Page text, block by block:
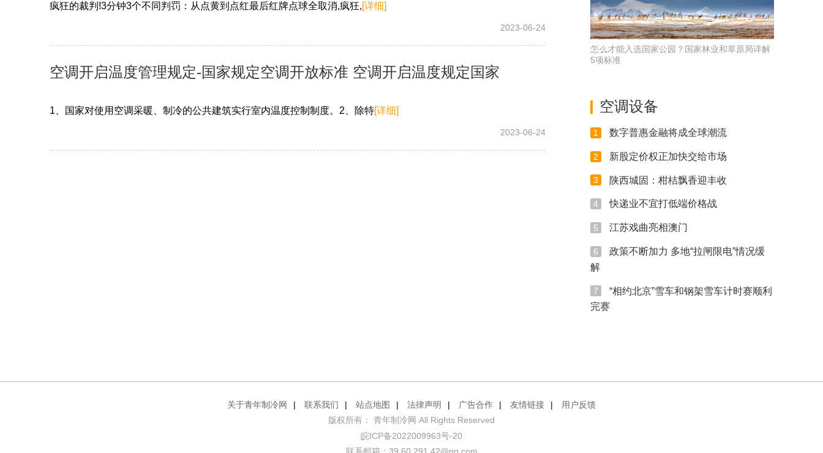
疯狂的裁判!3分钟3个不同判罚：从点黄到点红最后红牌点球全取消,疯狂,[详细]
2023-06-24
空调开启温度管理规定-国家规定空调开放标准 空调开启温度规定国家
1、国家对使用空调采暖、制冷的公共建筑实行室内温度控制制度。2、除特[详细]
2023-06-24
怎么才能入选国家公园？国家林业和草原局详解
5项标准
空调设备
1 数字普惠金融将成全球潮流
2 新股定价权正加快交给市场
3 陕西城固：柑桔飘香迎丰收
4 快递业不宜打低端价格战
5 江苏戏曲亮相澳门
6
政策不断加力 多地“拉闸限电”情况缓
解
7
“相约北京”雪车和钢架雪车计时赛顺利
完赛
关于青年制冷网 | 联系我们 | 站点地图 | 法律声明 | 广告合作 | 友情链接 |
用户反馈
版权所有： 青年制冷网 All Rights Reserved
皖ICP备2022009963号-20